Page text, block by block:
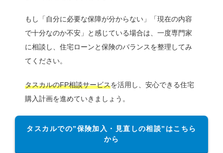
もし「自分に必要な保障が分からない」「現在の内容
で十分なのか不安」と感じている場合は、一度専門家
に相談し、住宅ローンと保険のバランスを整理してみ
てください。
タスカルのFP相談サービスを活用し、安心できる住宅
購入計画を進めていきましょう。
タスカルでの”保険加入・見直しの相談”はこちら
から